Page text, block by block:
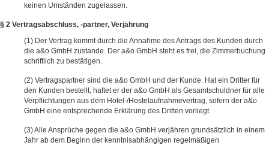
keinen Umständen zugelassen.
§ 2 Vertragsabschluss, -partner, Verjährung
Der Vertrag kommt durch die Annahme des Antrags des Kunden durch
die a&o GmbH zustande. Der a&o GmbH steht es frei, die Zimmerbuchung
schriftlich zu bestätigen.
Vertragspartner sind die a&o GmbH und der Kunde. Hat ein Dritter für
den Kunden bestellt, haftet er der a&o GmbH als Gesamtschuldner für alle
Verpflichtungen aus dem Hotel-/Hostelaufnahmevertrag, sofern der a&o
GmbH eine entsprechende Erklärung des Dritten vorliegt.
Alle Ansprüche gegen die a&o GmbH verjähren grundsätzlich in einem
Jahr ab dem Beginn der kenntnisabhängigen regelmäßigen